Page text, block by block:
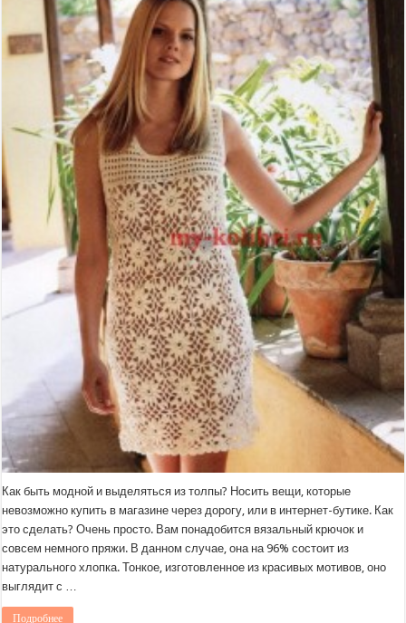
Как быть модной и выделяться из толпы? Носить вещи, которые
невозможно купить в магазине через дорогу, или в интернет-бутике. Как
это сделать? Очень просто. Вам понадобится вязальный крючок и
совсем немного пряжи. В данном случае, она на 96% состоит из
натурального хлопка. Тонкое, изготовленное из красивых мотивов, оно
выглядит с …
Подробнее